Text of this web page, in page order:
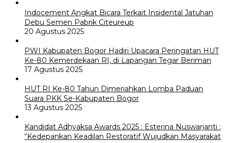
Indocement Angkat Bicara Terkait Insidental Jatuhan
Debu Semen Pabrik Citeureup
20 Agustus 2025
PWI Kabupaten Bogor Hadiri Upacara Peringatan HUT
Ke-80 Kemerdekaan RI, di Lapangan Tegar Beriman
17 Agustus 2025
HUT RI Ke-80 Tahun Dimeriahkan Lomba Paduan
Suara PKK Se-Kabupaten Bogor
13 Agustus 2025
Kandidat Adhyaksa Awards 2025 : Esterina Nuswarjanti :
“Kedepankan Keadilan Restoratif Wujudkan Masyarakat